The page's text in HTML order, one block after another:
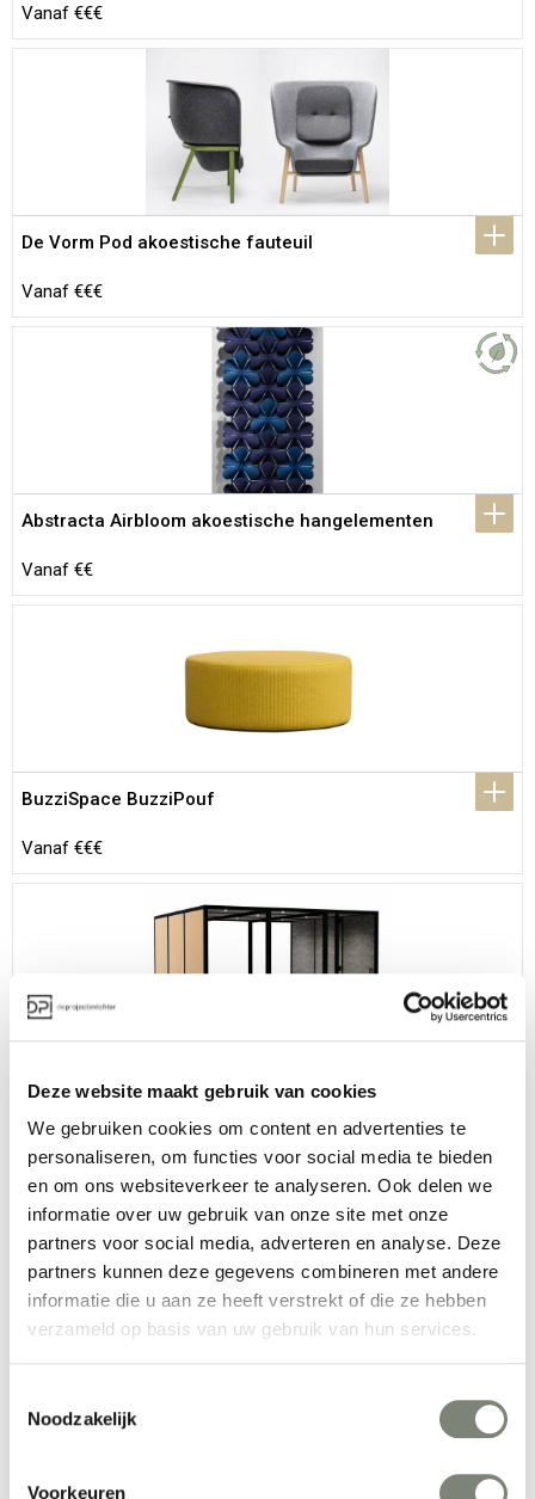
Deze website maakt gebruik van cookies
We gebruiken cookies om content en advertenties te
personaliseren, om functies voor social media te bieden
en om ons websiteverkeer te analyseren. Ook delen we
informatie over uw gebruik van onze site met onze
partners voor social media, adverteren en analyse. Deze
partners kunnen deze gegevens combineren met andere
informatie die u aan ze heeft verstrekt of die ze hebben
verzameld op basis van uw gebruik van hun services.
Noodzakelijk
Voorkeuren
Vanaf €€€
De Vorm Pod akoestische fauteuil
Vanaf €€€
Abstracta Airbloom akoestische hangelementen
Vanaf €€
BuzziSpace BuzziPouf
Vanaf €€€
Vanaf €€€